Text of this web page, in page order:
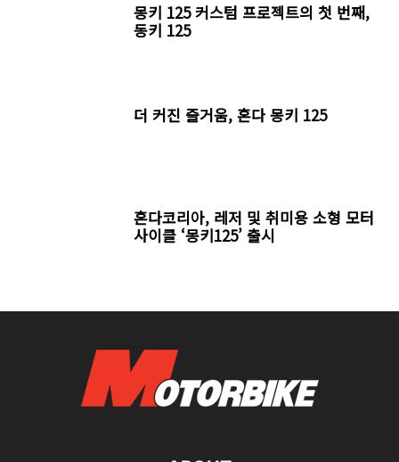
몽키 125 커스텀 프로젝트의 첫 번째,
동키 125
더 커진 즐거움, 혼다 몽키 125
혼다코리아, 레저 및 취미용 소형 모터
사이클 ‘몽키125’ 출시